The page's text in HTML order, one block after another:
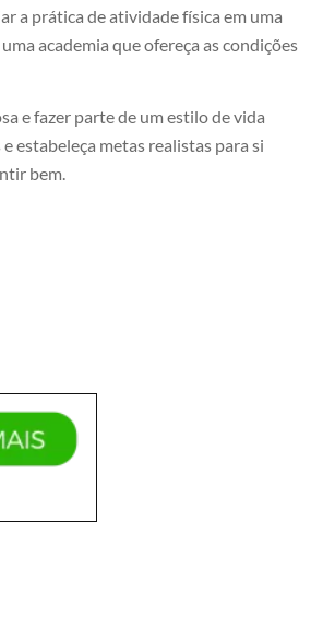
a prática de atividade física em uma
academia que ofereça as condições
e fazer parte de um estilo de vida
estabeleça metas realistas para si
bem.